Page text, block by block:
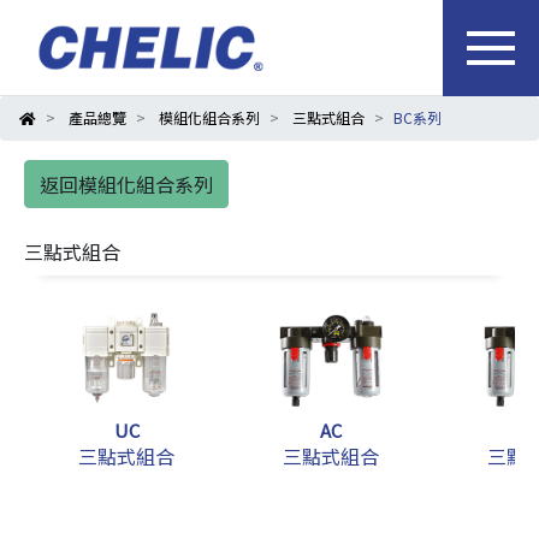
產品總覽 模組化組合系列 三點式組合 BC系列
返回模組化組合系列
三點式組合
UC
三點式組合
AC
三點式組合 三點